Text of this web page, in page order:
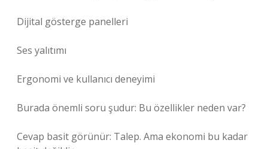
Dijital gösterge panelleri
Ses yalıtımı
Ergonomi ve kullanıcı deneyimi
Burada önemli soru şudur: Bu özellikler neden var?
Cevap basit görünür: Talep. Ama ekonomi bu kadar